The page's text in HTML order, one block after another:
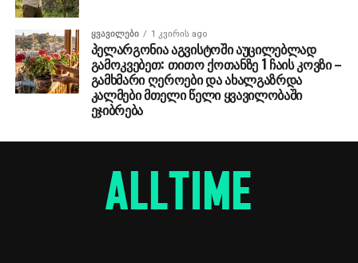
ᲧᲕᲐᲕᲘᲚᲔᲑᲘ 1 კვირის ago
პელარგონია აგვისტოში აუცილებლად
გამოკვებეთ: თითო ქოთანზე 1 ჩაის კოვზი –
გამხმარი ღეროები და ახალგაზრდა
კალმები მთელი წელი ყვავილობაში
ეჯიბრება